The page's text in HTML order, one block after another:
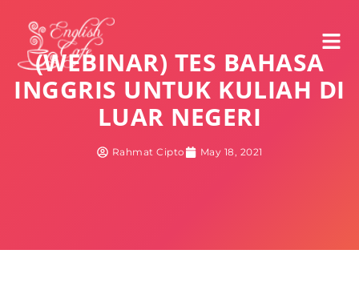
(WEBINAR) TES BAHASA
INGGRIS UNTUK KULIAH DI
LUAR NEGERI
Rahmat Cipto May 18, 2021